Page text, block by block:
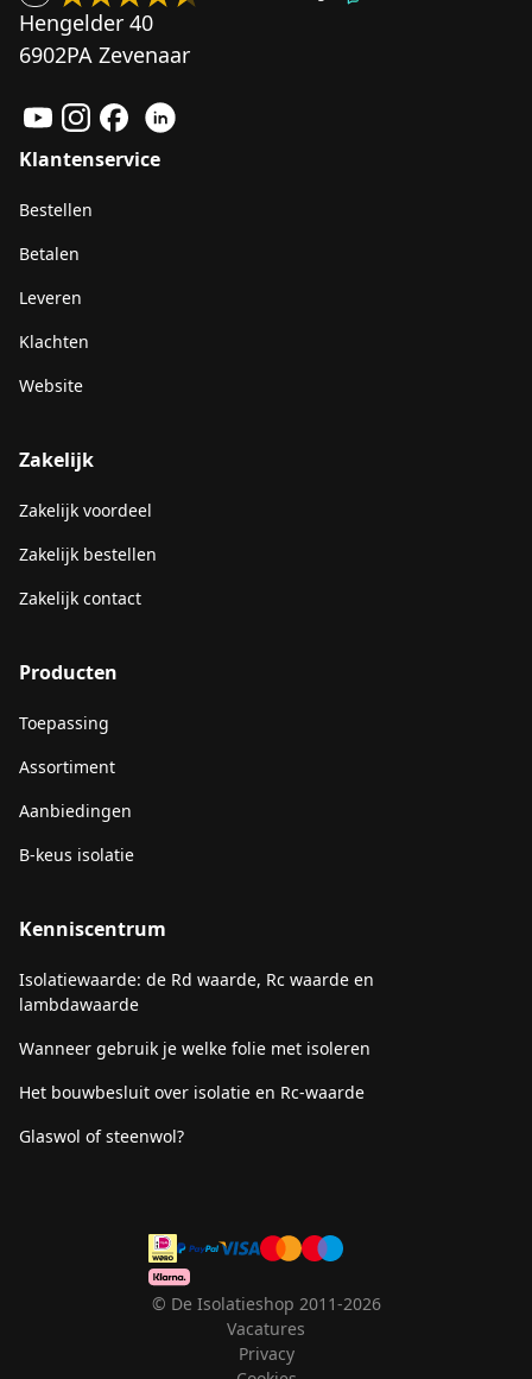
Hengelder 40
6902PA Zevenaar
Klantenservice
Bestellen
Betalen
Leveren
Klachten
Website
Zakelijk
Zakelijk voordeel
Zakelijk bestellen
Zakelijk contact
Producten
Toepassing
Assortiment
Aanbiedingen
B-keus isolatie
Kenniscentrum
Isolatiewaarde: de Rd waarde, Rc waarde en
lambdawaarde
Wanneer gebruik je welke folie met isoleren
Het bouwbesluit over isolatie en Rc-waarde
Glaswol of steenwol?
© De Isolatieshop 2011-2026
Vacatures
Privacy